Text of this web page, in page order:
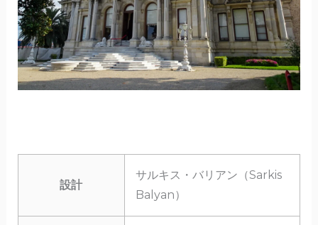
設計
サルキス・バリアン（Sarkis ​​
Balyan）